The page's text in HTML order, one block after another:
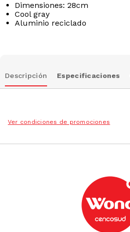
Dimensiones: 28cm
Cool gray
Aluminio reciclado
Descripción Especificaciones
Ver condiciones de promociones